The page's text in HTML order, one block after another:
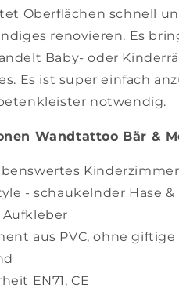
Oberflächen schnell
renovieren. Es
Baby- oder
Es ist super einfach
notwendig.
Wandtattoo Bär &
- schaukelnder Hase &
aus PVC, ohne giftige
EN71, CE